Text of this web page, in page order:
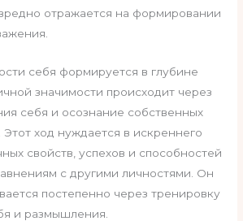
отражается на формировании
себя формируется в глубине
значимости происходит через
себя и осознание собственных
ход нуждается в искреннего
свойств, успехов и способностей
с другими личностями. Он
постепенно через тренировку
и размышления.